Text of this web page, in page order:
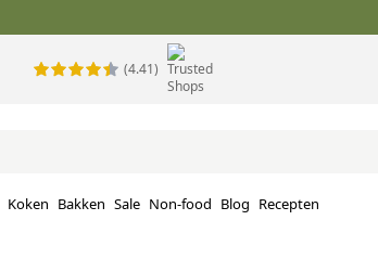
(4.41)
Koken Bakken Sale Non-food Blog Recepten